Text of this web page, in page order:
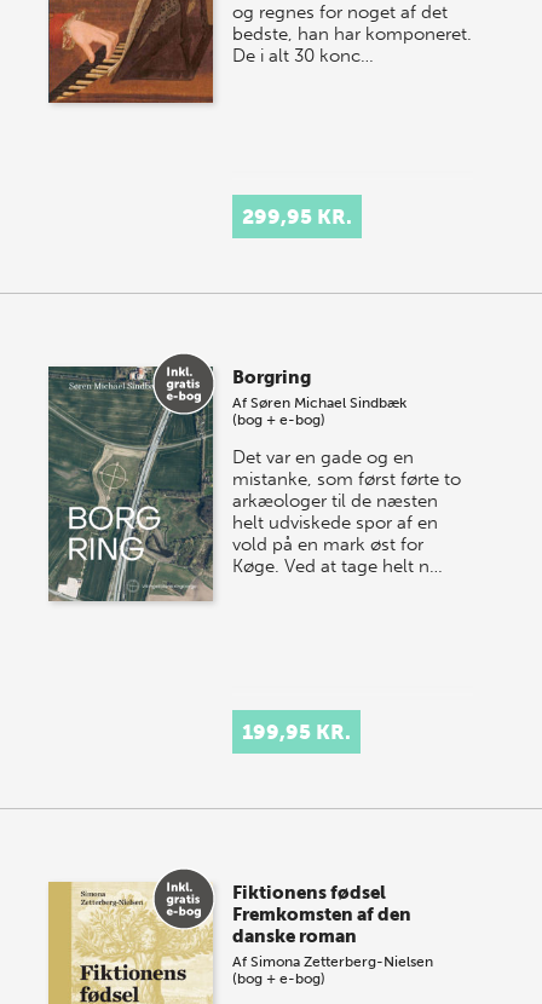
og regnes for noget af det
bedste, han har komponeret.
De i alt 30 konc…
299,95 KR.
Borgring
AfSøren Michael Sindbæk
(bog + e-bog)
Det var en gade og en
mistanke, som først førte to
arkæologer til de næsten
helt udviskede spor af en
vold på en mark øst for
Køge. Ved at tage helt n…
199,95 KR.
Fiktionens fødsel
Fremkomsten af den
danske roman
AfSimona Zetterberg-Nielsen
(bog + e-bog)